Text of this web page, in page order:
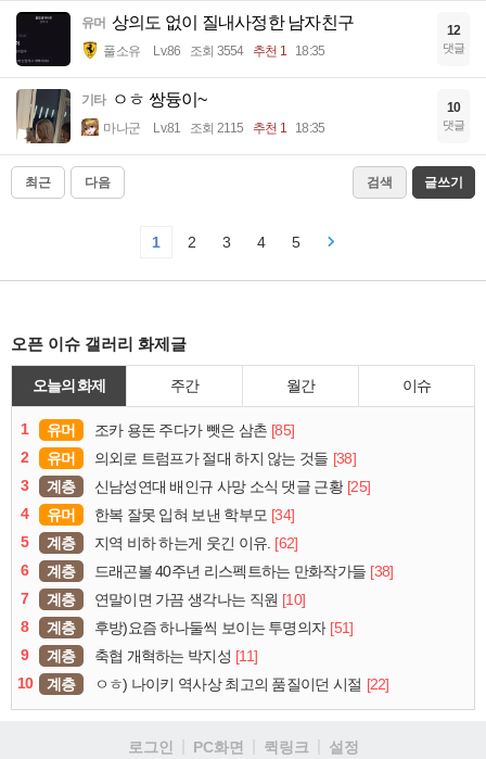
유머 상의도 없이 질내사정한 남자친구
풀소유 Lv.86 조회 3554 추천 1 18:35
12
댓글
기타 ㅇㅎ 쌍듕이~
마나군 Lv.81 조회 2115 추천 1 18:35
10
댓글
최근 다음 검색 글쓰기
1 2 3 4 5
오픈 이슈 갤러리 화제글
오늘의 화제 주간 월간 이슈
1 유머 조카 용돈 주다가 뺏은 삼촌 [85]
2
유머 의외로 트럼프가 절대 하지 않는 것들 [38]
3
계층 신남성연대 배인규 사망 소식 댓글 근황 [25]
4
유머 한복 잘못 입혀 보낸 학부모 [34]
5
계층 지역 비하 하는게 웃긴 이유. [62]
6
계층 드래곤볼 40주년 리스펙트하는 만화작가들 [38]
7
계층 연말이면 가끔 생각나는 직원 [10]
8
계층 후방)요즘 하나둘씩 보이는 투명의자 [51]
9
계층 축협 개혁하는 박지성 [11]
10
계층 ㅇㅎ) 나이키 역사상 최고의 품질이던 시절 [22]
로그인 PC화면 퀵링크 설정